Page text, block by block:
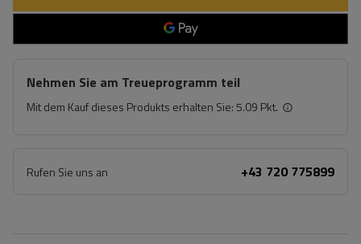
Nehmen Sie am Treueprogramm teil
Mit dem Kauf dieses Produkts erhalten Sie:5.09 Pkt.
Rufen Sie uns an +43 720 775899